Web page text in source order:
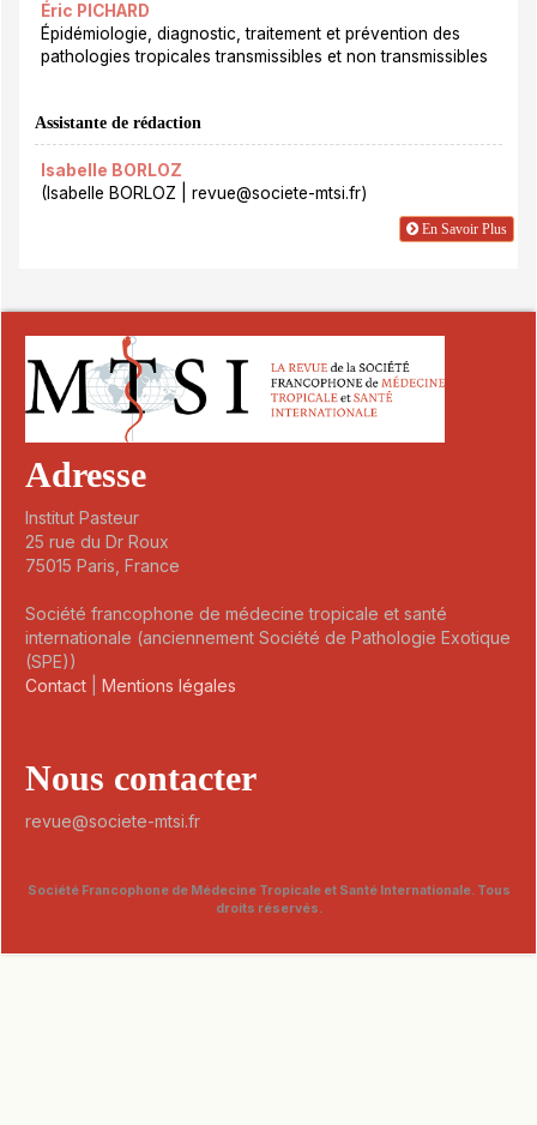
Éric PICHARD
Épidémiologie, diagnostic, traitement et prévention des
pathologies tropicales transmissibles et non transmissibles
Assistante de rédaction
Isabelle BORLOZ
(Isabelle BORLOZ | revue@societe-mtsi.fr)
En Savoir Plus
Adresse
Institut Pasteur
25 rue du Dr Roux
75015 Paris, France
Société francophone de médecine tropicale et santé
internationale (anciennement Société de Pathologie Exotique
(SPE))
Contact
Mentions légales
Nous contacter
revue@societe-mtsi.fr
Société Francophone de Médecine Tropicale et Santé Internationale. Tous
droits réservés.